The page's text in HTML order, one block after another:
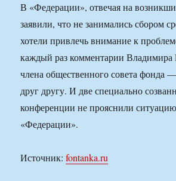
В «Федерации», отвечая на
заявили, что не занимались сбором
хотели привлечь внимание к
каждый раз комментарии
члена общественного совета фонда
друг другу. И две специально
конференции не прояснили
«Федерации».
Источник:fontanka.ru